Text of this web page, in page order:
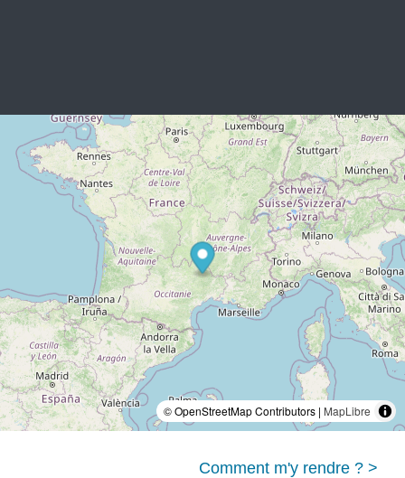
© OpenStreetMap Contributors | MapLibre
Comment m'y rendre ? >